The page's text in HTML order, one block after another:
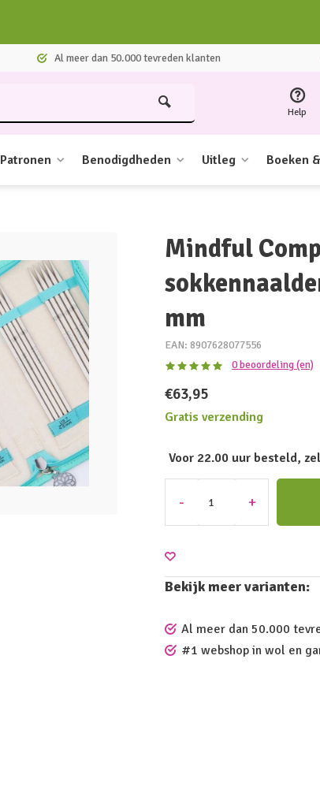
Al meer dan 50.000 tevreden klanten
Help
Patronen Benodigdheden Uitleg Boeken
Mindful
mm
EAN: 8907628077556
0 beoordeling (en)
€63,95
Gratis verzending
Voor 22.00 uur besteld,
- +
Bekijk meer varianten:
Al meer dan 50.000
#1 webshop in wol en